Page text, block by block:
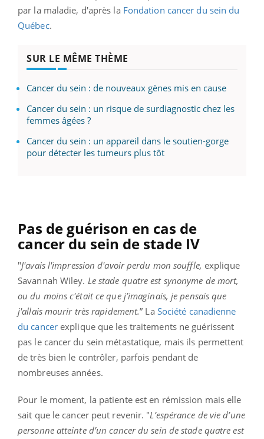
par la maladie, d'après la Fondation cancer du sein du
Québec.
SUR LE MÊME THÈME
Cancer du sein : de nouveaux gènes mis en cause
Cancer du sein : un risque de surdiagnostic chez les
femmes âgées ?
Cancer du sein : un appareil dans le soutien-gorge
pour détecter les tumeurs plus tôt
Pas de guérison en cas de
cancer du sein de stade IV
"J'avais l'impression d'avoir perdu mon souffle, explique
Savannah Wiley. Le stade quatre est synonyme de mort,
ou du moins c'était ce que j’imaginais, je pensais que
j'allais mourir très rapidement.” La Société canadienne
du cancerexplique que les traitements ne guérissent
pas le cancer du sein métastatique, mais ils permettent
de très bien le contrôler, parfois pendant de
nombreuses années.
Pour le moment, la patiente est en rémission mais elle
sait que le cancer peut revenir. "L’espérance de vie d’une
personne atteinte d’un cancer du sein de stade quatre est